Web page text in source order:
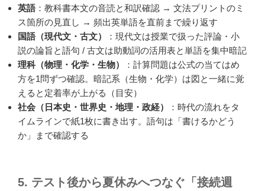
英語：教科書本文の音読と和訳確認 → 文法プリントのミ
ス箇所の見直し → 頻出英単語を直前まで繰り返す
国語（現代文・古文）
：現代文は授業で扱った評論・小
説の論旨と語句 / 古文は助動詞の活用表と単語を集中暗記
理科（物理・化学・生物）
：計算問題は公式の当てはめ
方を1問ずつ確認。暗記系（生物・化学）は図と一緒に覚
えると定着率が上がる（目安）
社会（日本史・世界史・地理・政経）
：時代の流れをタ
イムラインで紙1枚に書き出す。語句は「書けるかどう
か」まで確認する
5. テスト後から夏休みへつなぐ「接続週